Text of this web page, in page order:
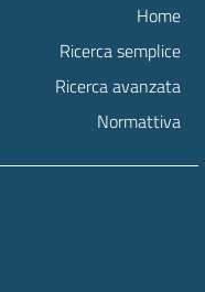
Home
Ricerca semplice
Ricerca avanzata
Normattiva